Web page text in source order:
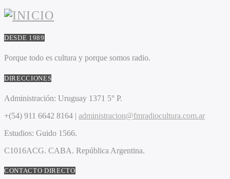
DESDE 1989
Porque todo es cultura y porque somos radio.
DIRECCIONES
Administración: Uruguay 1371 5° P.
+(54) 911 6642 8164 | administracion@fmradiocultura.com.ar
Estudios: Guido 1566.
C1016ACG. CABA. República Argentina.
CONTACTO DIRECTO